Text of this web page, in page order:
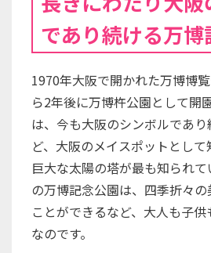
であり続ける万博
1970年大阪で開かれた万博博
ら2年後に万博杵公園として開
は、今も大阪のシンボルであ
ど、大阪のメイスポットとして
巨大な太陽の塔が最も知られ
の万博記念公園は、四季折々
ことができるなど、大人も子
なのです。